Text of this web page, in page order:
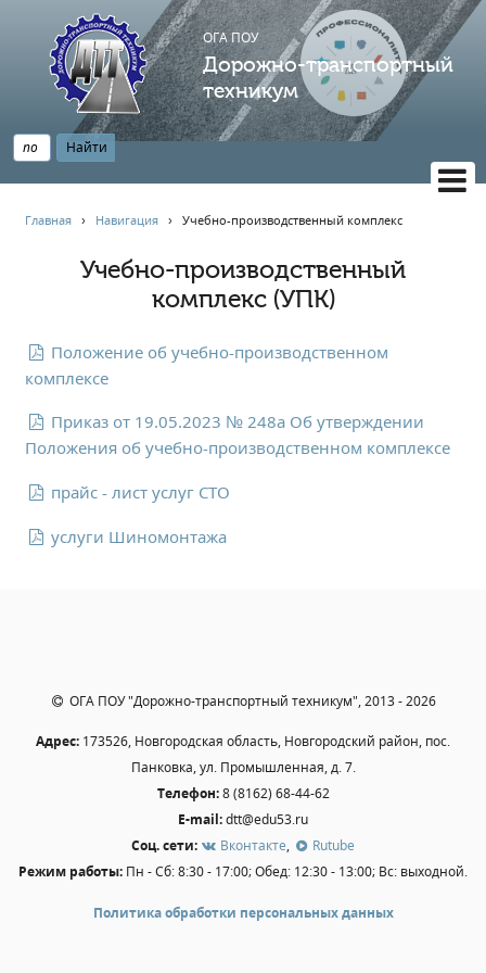
ОГА ПОУ
Дорожно-транспортный
техникум
Главная
Профессионалитет
АБИТУРИЕНТУ
Опрос по качеству образования
Новости
Наблюдательный совет
Независимая оценка качества
Профориентация
Центр карьеры
Всероссийское чемпионатное движение
Региональная инновационная площадка
СВЕДЕНИЯ ОБ ОБРАЗОВАТЕЛЬНОЙ ОРГАНИЗАЦИИ
Основные сведения
Структура и органы управления образовательной
Главная › Навигация ›Учебно-производственный комплекс
Учебно-производственный
комплекс (УПК)
Положение об учебно-производственном
комплексе
Приказ от 19.05.2023 № 248a Об утверждении
Положения об учебно-производственном комплексе
прайс - лист услуг СТО
услуги Шиномонтажа
ОГА ПОУ "Дорожно-транспортный техникум", 2013 - 2026
Адрес: 173526, Новгородская область, Новгородский район, пос.
Панковка, ул. Промышленная, д. 7.
Телефон:8 (8162) 68-44-62
E-mail:dtt@edu53.ru
Соц. сети:
Вконтакте,
Rutube
Режим работы: Пн - Сб: 8:30 - 17:00; Обед: 12:30 - 13:00; Вс: выходной.
Политика обработки персональных данных